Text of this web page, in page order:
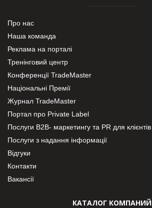
Про нас
Наша команда
Реклама на порталі
Тренінговий центр
Конференції TradeMaster
Національні Премії
Журнал TradeMaster
Портал про Private Label
Послуги В2В- маркетингу та PR для клієнтів
Послуги з надання інформації
Відгуки
Контакти
Вакансії
КАТАЛОГ КОМПАНИЙ